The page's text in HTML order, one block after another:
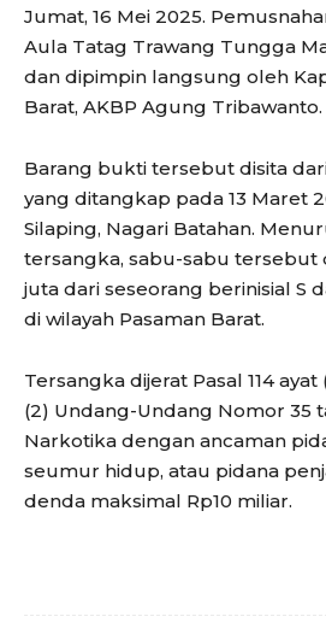
Jumat, 16 Mei 2025.
Aula Tatag Trawang Tungga
dan dipimpin langsung oleh
Barat, AKBP Agung Tribawanto.
Barang bukti tersebut disita
yang ditangkap pada 13 Maret
Silaping, Nagari Batahan.
tersangka, sabu-sabu tersebut
juta dari seseorang berinisial S
di wilayah Pasaman Barat.
Tersangka dijerat Pasal 114 ayat
(2) Undang-Undang Nomor 35
Narkotika dengan ancaman
seumur hidup, atau pidana
denda maksimal Rp10 miliar.